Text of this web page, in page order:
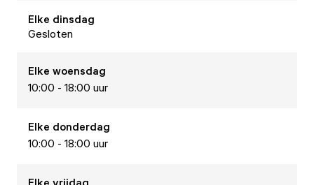
Elke dinsdag
Gesloten
Elke woensdag
10:00 - 18:00 uur
Elke donderdag
10:00 - 18:00 uur
Elke vrijdag